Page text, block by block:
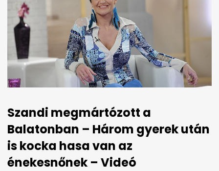
Szandi megmártózott a
Balatonban – Három gyerek után
is kocka hasa van az
énekesnőnek – Videó